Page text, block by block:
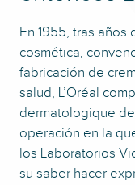
En 1955, tras
cosmética,
fabricación de
salud, L’Oréal
dermatologique
operación en la
los Laboratorios
su saber hacer